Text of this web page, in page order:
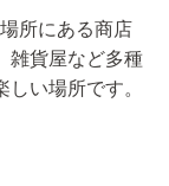
所にある商店
雑貨屋など多種
い場所です。